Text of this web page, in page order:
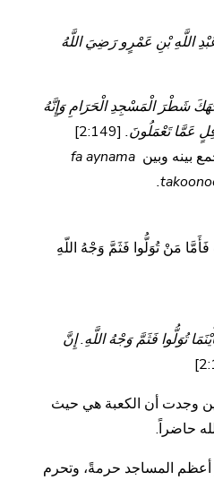
اللَّهِ بْنِ عَمْرٍو رَضِيَ اللَّهُ
شَطْرَ الْمَسْجِدِ الْحَرَامِ وَإِنَّهُ
عَمَّا تَعْمَلُونَ.[2:149]
بينه وبين fa aynama
مَنْ تُوَلُّوا فَثَمَّ وَجْهُ اللّهِ
تُوَلُّوا فَثَمَّ وَجْهُ اللَّهِ. إِنَّ
وجدت أن الكعبة هي حيث
حاضراً.
أعظم المساجد حرمةً، وتحرم